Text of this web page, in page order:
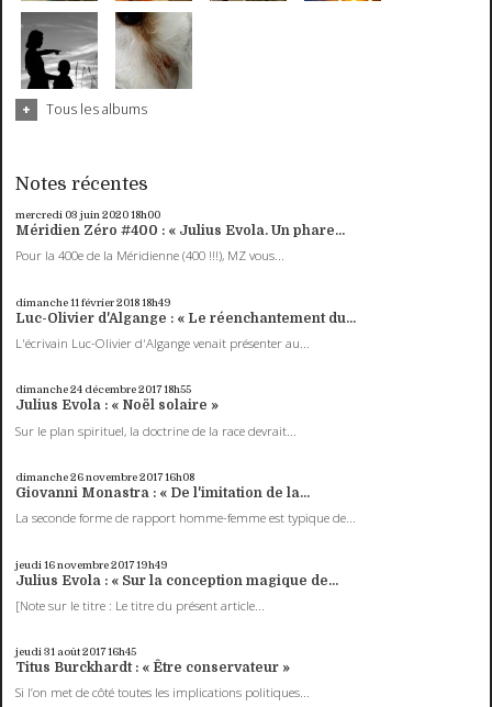
Tous les albums
Notes récentes
mercredi 03 juin 202018h00
Méridien Zéro #400 : « Julius Evola. Un phare...
Pour la 400e de la Méridienne (400 !!!), MZ vous...
dimanche 11 février 201818h49
Luc-Olivier d'Algange : « Le réenchantement du...
L'écrivain Luc-Olivier d'Algange venait présenter au...
dimanche 24 décembre 201718h55
Julius Evola : « Noël solaire »
Sur le plan spirituel, la doctrine de la race devrait...
dimanche 26novembre 201716h08
Giovanni Monastra : « De l'imitation de la...
La seconde forme de rapport homme-femme est typique de...
jeudi 16novembre 201719h49
Julius Evola : « Sur la conception magique de...
[Note sur le titre : Le titre du présent article...
jeudi 31 août 201716h45
Titus Burckhardt : « Être conservateur »
Si l’on met de côté toutes les implications politiques...